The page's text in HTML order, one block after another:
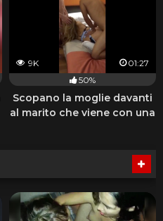
9K
01:27
50%
Scopano la moglie davanti
al marito che viene con una